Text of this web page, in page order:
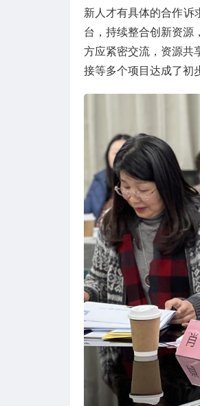
新人才有具体的合作诉
台，持续整合创新资源
方应紧密交流，资源共
接等多个项目达成了初